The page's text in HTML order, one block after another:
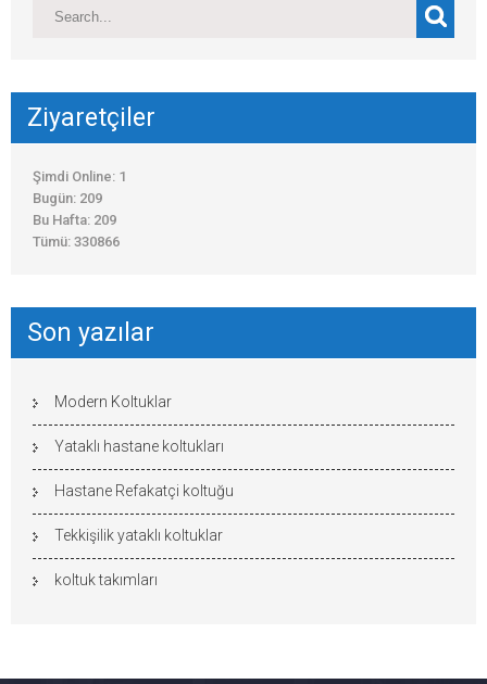
Ziyaretçiler
Şimdi Online: 1
Bugün: 209
Bu Hafta: 209
Tümü: 330866
Son yazılar
Modern Koltuklar
Yataklı hastane koltukları
Hastane Refakatçi koltuğu
Tekkişilik yataklı koltuklar
koltuk takımları